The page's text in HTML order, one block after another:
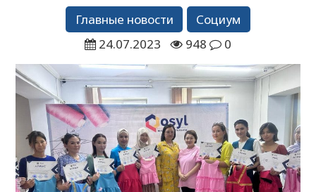
Главные новости
Социум
24.07.2023
948 0